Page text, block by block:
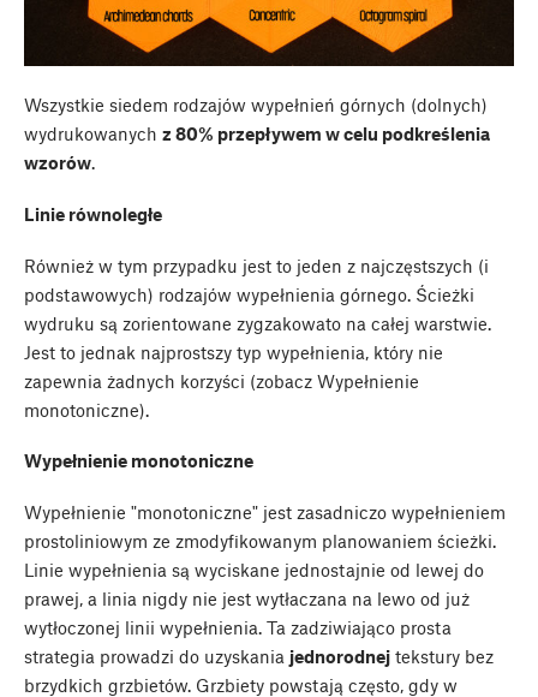
Wszystkie siedem rodzajów wypełnień górnych (dolnych)
wydrukowanych z 80% przepływem w celu podkreślenia
wzorów.
Linie równoległe
Również w tym przypadku jest to jeden z najczęstszych (i
podstawowych) rodzajów wypełnienia górnego. Ścieżki
wydruku są zorientowane zygzakowato na całej warstwie.
Jest to jednak najprostszy typ wypełnienia, który nie
zapewnia żadnych korzyści (zobacz Wypełnienie
monotoniczne).
Wypełnienie monotoniczne
Wypełnienie "monotoniczne" jest zasadniczo wypełnieniem
prostoliniowym ze zmodyfikowanym planowaniem ścieżki.
Linie wypełnienia są wyciskane jednostajnie od lewej do
prawej, a linia nigdy nie jest wytłaczana na lewo od już
wytłoczonej linii wypełnienia. Ta zadziwiająco prosta
strategia prowadzi do uzyskania jednorodnej tekstury bez
brzydkich grzbietów. Grzbiety powstają często, gdy w